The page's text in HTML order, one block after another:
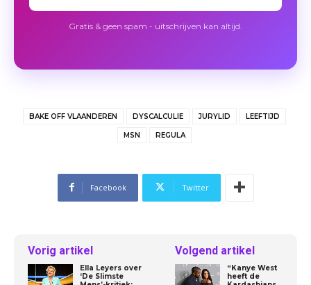
Gratis & geen spam - uitschrijven kan altijd.
BAKE OFF VLAANDEREN DYSCALCULIE JURYLID LEEFTIJD
MSN REGULA
Facebook Twitter
Vorig artikel
Ella Leyers over
‘De Slimste
Volgend artikel
“Kanye West
heeft de